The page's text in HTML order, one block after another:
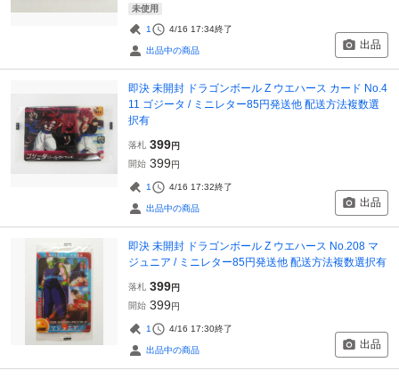
未使用
1 4/16 17:34終了
出品中の商品 出品
即決 未開封 ドラゴンボール Z ウエハース カード No.4
11 ゴジータ / ミニレター85円発送他 配送方法複数選
択有
落札 399円
開始 399円
1 4/16 17:32終了
出品中の商品 出品
即決 未開封 ドラゴンボール Z ウエハース No.208 マ
ジュニア / ミニレター85円発送他 配送方法複数選択有
落札 399円
開始 399円
1 4/16 17:30終了
出品中の商品 出品